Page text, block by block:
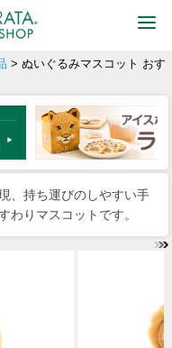
> ぬいぐるみマスコット おす
、持ち運びのしやすい手
わりマスコットです。